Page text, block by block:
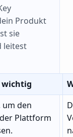
Produkt
sie
leitest
wichtig
um den
Plattform